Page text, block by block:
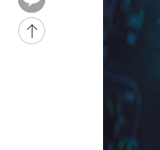
14분 전 >
[속보]뉴욕증시